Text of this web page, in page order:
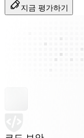
지금 평가하기